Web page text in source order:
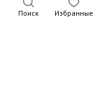
Поиск Избранные